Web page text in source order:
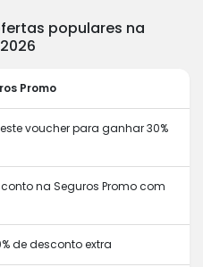
populares na
Promo
voucher para ganhar 30%
na Seguros Promo com
de desconto extra